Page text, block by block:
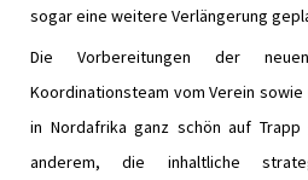
sogar eine weitere Verlängerung
Die Vorbereitungen der
Koordinationsteam vom Verein
in Nordafrika ganz schön auf
anderem, die inhaltliche